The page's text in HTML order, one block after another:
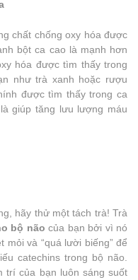
chất chống oxy hóa được
bột ca cao là mạnh hơn
hóa được tìm thấy trong
như trà xanh hoặc rượu
được tìm thấy trong ca
giúp tăng lưu lượng máu
hãy thử một tách trà! Trà
bộ não của bạn bởi vì nó
mỏi và “quá lười biếng” để
catechins trong bộ não.
trí của bạn luôn sáng suốt